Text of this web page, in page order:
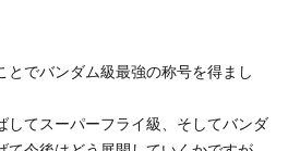
とでバンダム級最強の称号を得まし
してスーパーフライ級、そしてバンダ